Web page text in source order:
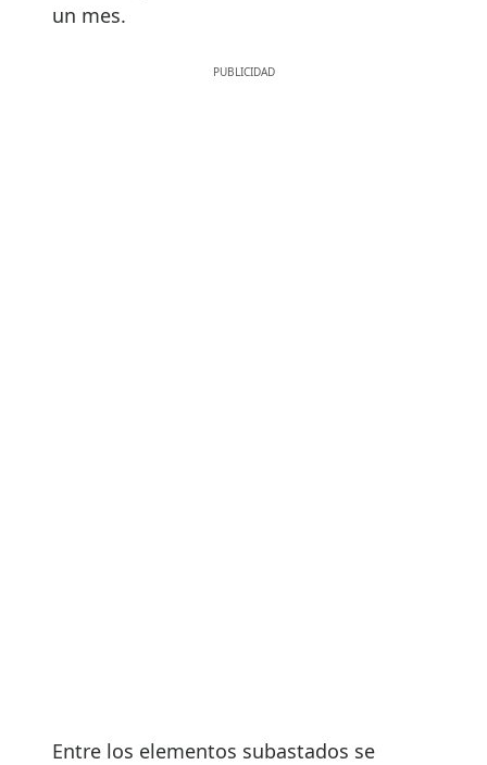
un mes.
Entre los elementos subastados se